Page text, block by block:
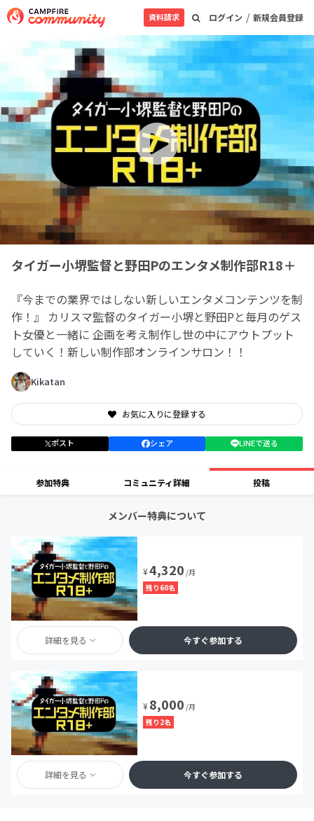
ログイン / 新規会員登録
資料請求
タイガー小堺監督と野田Pのエンタメ制作部R18＋
『今までの業界ではしない新しいエンタメコンテンツを制
作！』 カリスマ監督のタイガー小堺と野田Pと毎月のゲス
ト女優と一緒に 企画を考え制作し世の中にアウトプット
していく！新しい制作部オンラインサロン！！
Kikatan
お気に入りに登録する
ポスト シェア LINEで送る
参加特典 コミュニティ詳細 投稿
メンバー特典について
¥4,320 /月
残り60名
詳細を見る 今すぐ参加する
¥8,000 /月
残り2名
詳細を見る 今すぐ参加する